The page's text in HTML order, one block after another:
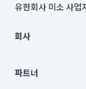
유한회사 미소 사업
00019 |
주소 | 본사: 서울특
컨택센터 : 서울특
회사
채용
파트너